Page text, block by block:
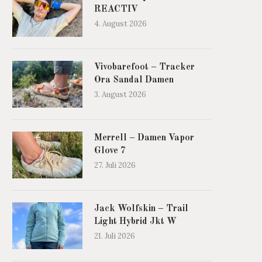
REACTIV
4. August 2026
Vivobarefoot – Tracker
Ora Sandal Damen
3. August 2026
Merrell – Damen Vapor
Glove 7
27. Juli 2026
Jack Wolfskin – Trail
Light Hybrid Jkt W
21. Juli 2026